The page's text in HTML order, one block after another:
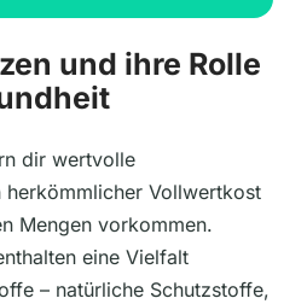
und ihre Rolle
dir wertvolle
Vollwertkost
Mengen vorkommen.
eine Vielfalt
– natürliche Schutzstoffe,